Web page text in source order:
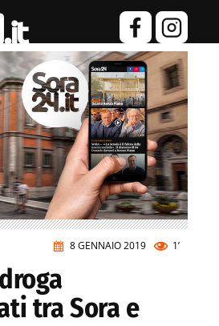
8 GENNAIO 2019 1’
tra Sora e